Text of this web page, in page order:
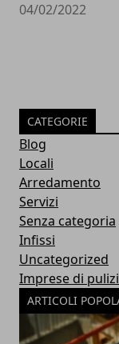
04/02/2022
CATEGORIE
Blog
Locali
Arredamento
Servizi
Senza categoria
Infissi
Uncategorized
Imprese di
ARTICOLI